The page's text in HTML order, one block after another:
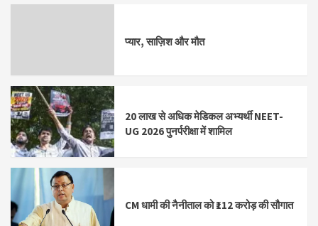
प्यार, साज़िश और मौत
20 लाख से अधिक मेडिकल अभ्यर्थी NEET-
UG 2026 पुनर्परीक्षा में शामिल
CM धामी की नैनीताल को ₹112 करोड़ की सौगात